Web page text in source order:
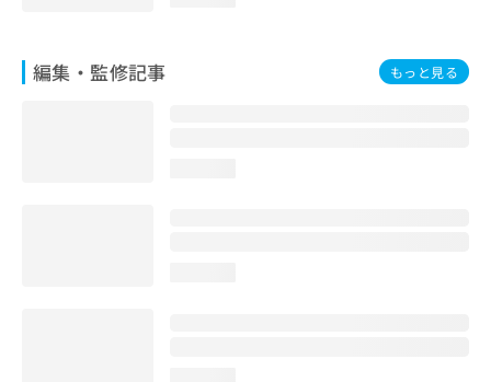
編集・監修記事 もっと見る